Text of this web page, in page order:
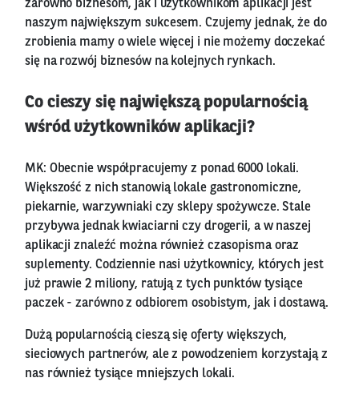
zarówno biznesom, jak i użytkownikom aplikacji jest
naszym największym sukcesem. Czujemy jednak, że do
zrobienia mamy o wiele więcej i nie możemy doczekać
się na rozwój biznesów na kolejnych rynkach.
Co cieszy się największą popularnością
wśród użytkowników aplikacji?
MK: Obecnie współpracujemy z ponad 6000 lokali.
Większość z nich stanowią lokale gastronomiczne,
piekarnie, warzywniaki czy sklepy spożywcze. Stale
przybywa jednak kwiaciarni czy drogerii, a w naszej
aplikacji znaleźć można również czasopisma oraz
suplementy. Codziennie nasi użytkownicy, których jest
już prawie 2 miliony, ratują z tych punktów tysiące
paczek - zarówno z odbiorem osobistym, jak i dostawą.
Dużą popularnością cieszą się oferty większych,
sieciowych partnerów, ale z powodzeniem korzystają z
nas również tysiące mniejszych lokali.